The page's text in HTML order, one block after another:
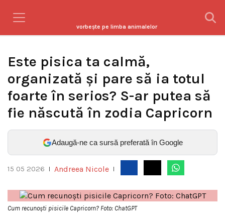
vorbeşte pe limba animalelor
Este pisica ta calmă,
organizată și pare să ia totul
foarte în serios? S-ar putea să
fie născută în zodia Capricorn
Adaugă-ne ca sursă preferată în Google
15 05 2026 Andreea Nicole
Cum recunoști pisicile Capricorn? Foto: ChatGPT